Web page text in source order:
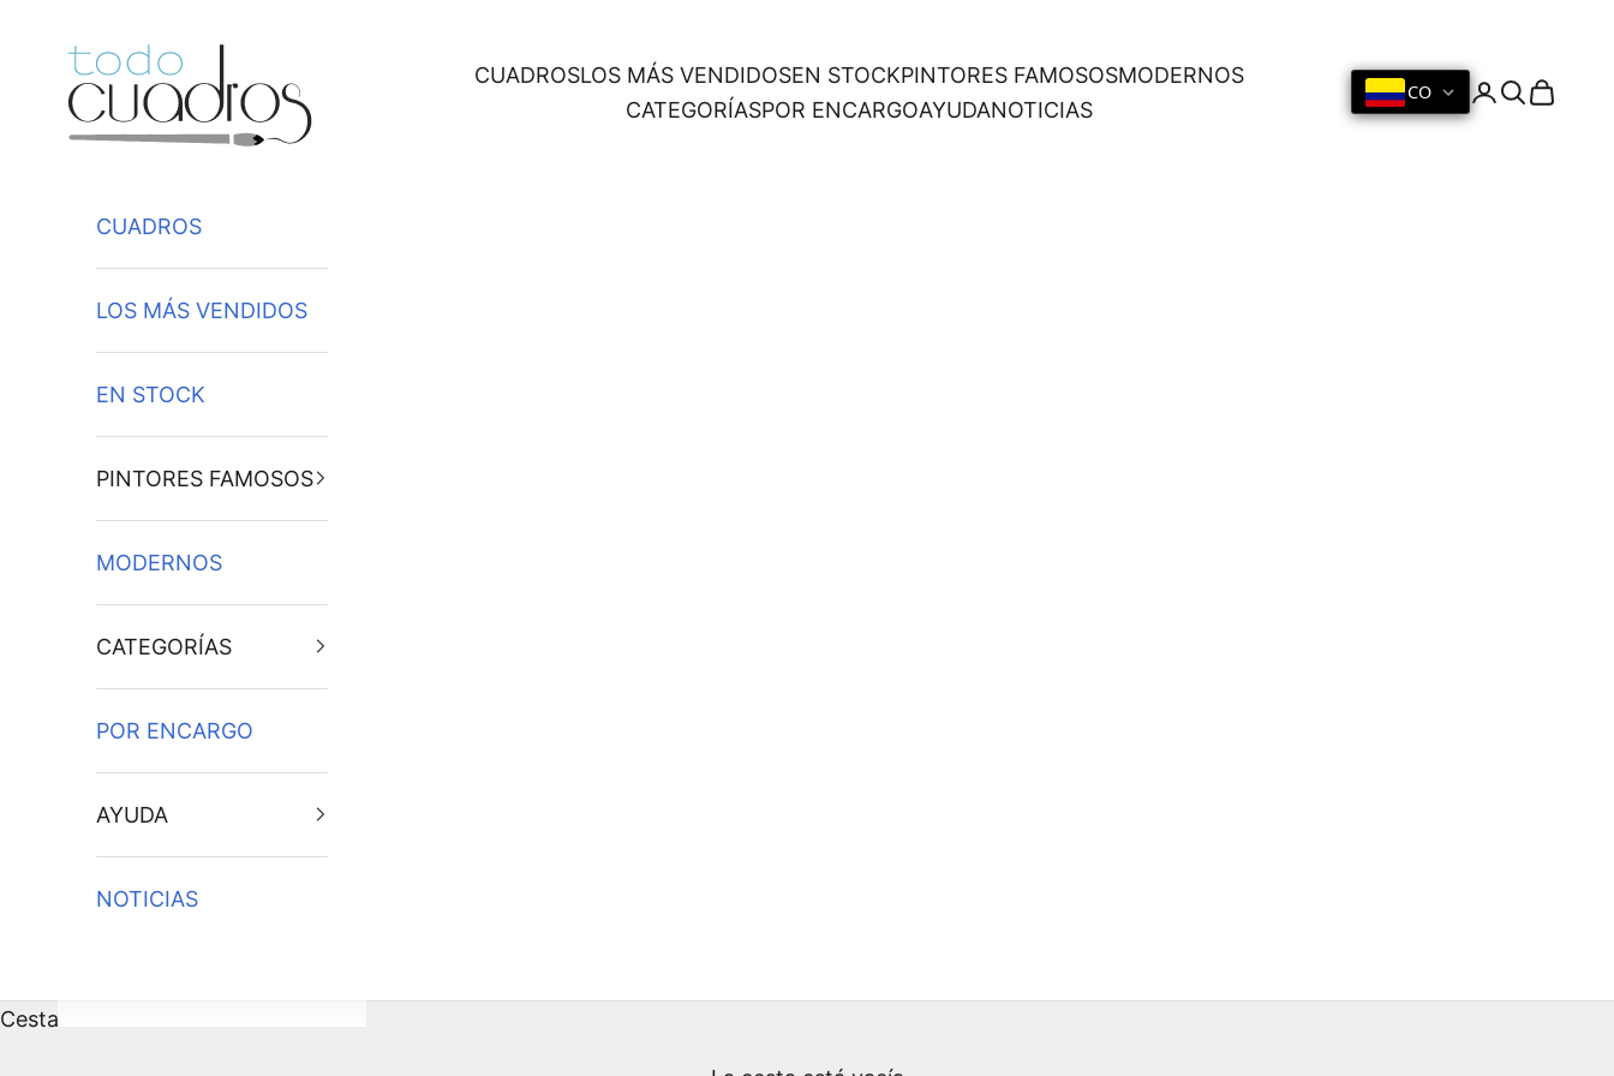
CUADROSLOS MÁS VENDIDOSEN STOCKPINTORES FAMOSOSMODERNOS
CATEGORÍASPOR ENCARGOAYUDANOTICIAS
CO Iniciar sesión
Buscar
Cesta
CUADROS
LOS MÁS VENDIDOS
EN STOCK
PINTORES FAMOSOS
MODERNOS
CATEGORÍAS
POR ENCARGO
AYUDA
NOTICIAS
Cesta